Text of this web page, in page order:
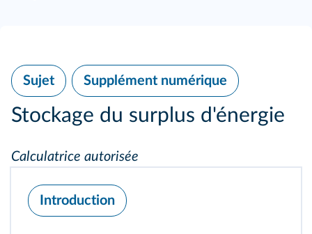
Sujet Supplément numérique
Stockage du surplus d'énergie
Calculatrice autorisée
Introduction